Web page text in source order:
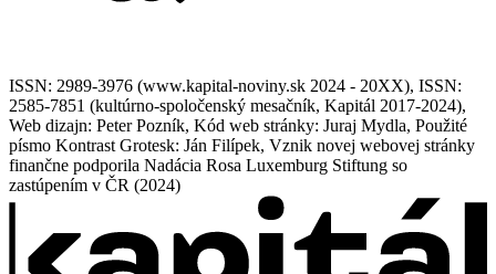
ISSN: 2989-3976 (www.kapital-noviny.sk 2024 - 20XX), ISSN:
2585-7851 (kultúrno-spoločenský mesačník, Kapitál 2017-2024),
Web dizajn: Peter Pozník, Kód web stránky: Juraj Mydla, Použité
písmo Kontrast Grotesk: Ján Filípek, Vznik novej webovej stránky
finančne podporila Nadácia Rosa Luxemburg Stiftung so
zastúpením v ČR (2024)